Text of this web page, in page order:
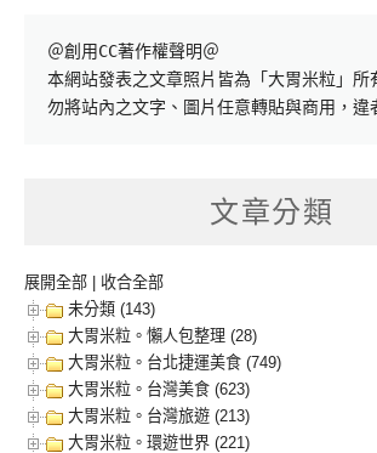
＠創用CC著作權聲明＠
本網站發表之文章照片皆為「大胃米粒」所
勿將站內之文字、圖片任意轉貼與商用，違
文章分類
展開全部
收合全部
未分類 (143)
大胃米粒。懶人包整理 (28)
大胃米粒。台北捷運美食 (749)
大胃米粒。台灣美食 (623)
大胃米粒。台灣旅遊 (213)
大胃米粒。環遊世界 (221)